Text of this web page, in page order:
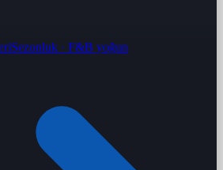
Sezonluk · F&B yoğun